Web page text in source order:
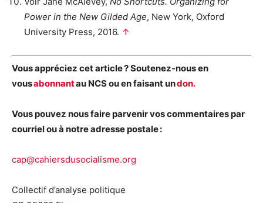
Power in the New Gilded Age, New York, Oxford
University Press, 2016. ↑
Vous appréciez cet article ? Soutenez-nous en
vousabonnantau NCS ou en faisant undon.
Vous pouvez nous faire parvenir vos commentaires par
courriel ou à notre adresse postale :
cap@cahiersdusocialisme.org
Collectif d’analyse politique